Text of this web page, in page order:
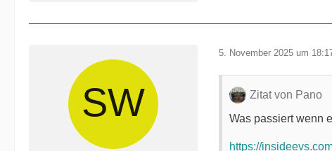
5. November 2025 um
Zitat von Pano
Was passiert wenn
https://